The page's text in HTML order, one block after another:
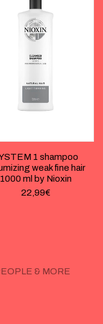
1 shampoo
weak fine hair
1000 ml by Nioxin
22,99€
& MORE